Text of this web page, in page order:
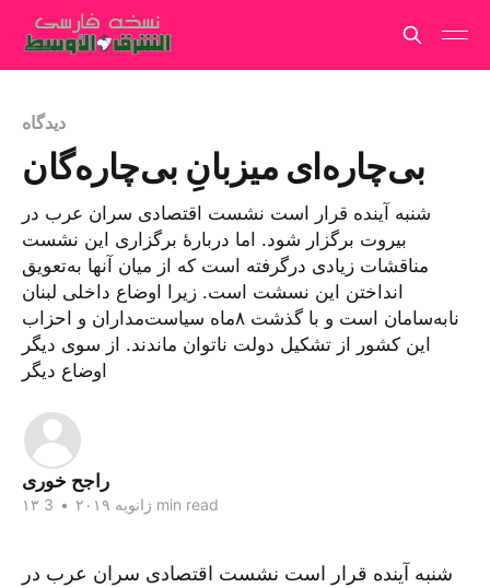
دیدگاه
بی‌چاره‌ای میزبانِ بی‌چاره‌گان
شنبه آینده قرار است نشست اقتصادی سران عرب در
بیروت برگزار شود. اما دربارهٔ برگزاری این نشست
مناقشات زیادی درگرفته است که از میان آنها به‌تعویق
انداختن این نسشت است. زیرا اوضاع داخلی لبنان
نابه‌سامان است و با گذشت ۸ماه سیاست‌مداران و احزاب
این کشور از تشکیل دولت ناتوان ماندند. از سوی دیگر
اوضاع دیگر
راجح خوری
۱۳ ژانویه ۲۰۱۹ • 3 min read
شنبه آینده قرار است نشست اقتصادی سران عرب در